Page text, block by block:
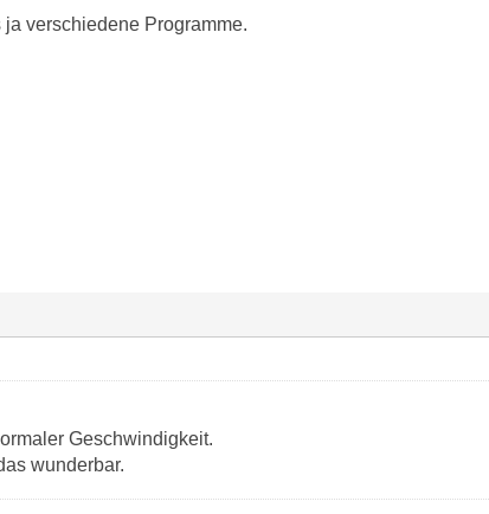
verschiedene Programme.
Geschwindigkeit.
wunderbar.